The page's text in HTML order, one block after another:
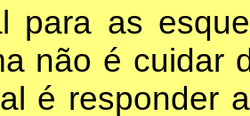
para as
não é cuidar
é responder